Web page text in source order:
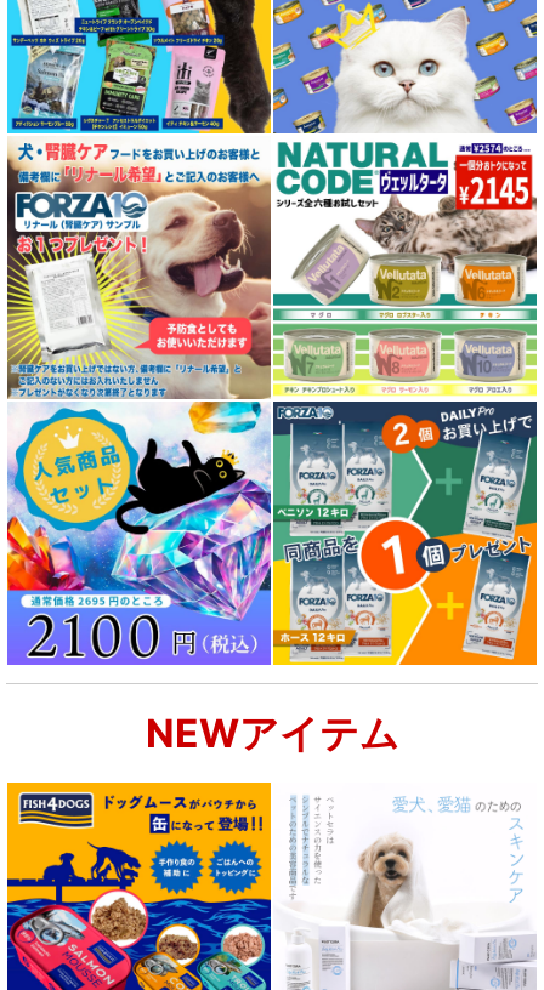
NEWアイテム